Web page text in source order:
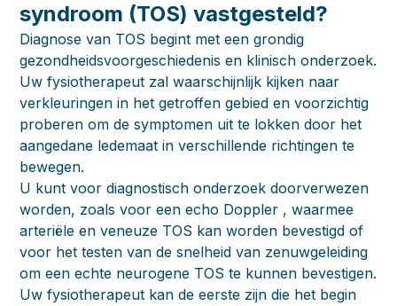
syndroom (TOS) vastgesteld?
Diagnose van TOS begint met een grondig
gezondheidsvoorgeschiedenis en klinisch onderzoek.
Uw fysiotherapeut zal waarschijnlijk kijken naar
verkleuringen in het getroffen gebied en voorzichtig
proberen om de symptomen uit te lokken door het
aangedane ledemaat in verschillende richtingen te
bewegen.
U kunt voor diagnostisch onderzoek doorverwezen
worden, zoals voor een echo Doppler , waarmee
arteriële en veneuze TOS kan worden bevestigd of
voor het testen van de snelheid van zenuwgeleiding
om een echte neurogene TOS te kunnen bevestigen.
Uw fysiotherapeut kan de eerste zijn die het begin